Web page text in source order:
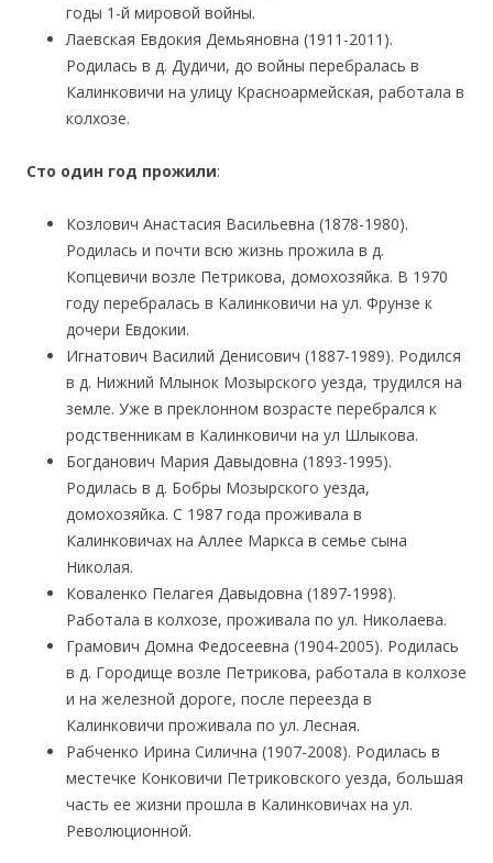
годы 1-й мировой войны.
Лаевская Евдокия Демьяновна (1911-2011).
Родилась в д. Дудичи, до войны перебралась в
Калинковичи на улицу Красноармейская, работала в
колхозе.
Сто один год прожили:
Козлович Анастасия Васильевна (1878-1980).
Родилась и почти всю жизнь прожила в д.
Копцевичи возле Петрикова, домохозяйка. В 1970
году перебралась в Калинковичи на ул. Фрунзе к
дочери Евдокии.
Игнатович Василий Денисович (1887-1989). Родился
в д. Нижний Млынок Мозырского уезда, трудился на
земле. Уже в преклонном возрасте перебрался к
родственникам в Калинковичи на ул Шлыкова.
Богданович Мария Давыдовна (1893-1995).
Родилась в д. Бобры Мозырского уезда,
домохозяйка. С 1987 года проживала в
Калинковичах на Аллее Маркса в семье сына
Николая.
Коваленко Пелагея Давыдовна (1897-1998).
Работала в колхозе, проживала по ул. Николаева.
Грамович Домна Федосеевна (1904-2005). Родилась
в д. Городище возле Петрикова, работала в колхозе
и на железной дороге, после переезда в
Калинковичи проживала по ул. Лесная.
Рабченко Ирина Силична (1907-2008). Родилась в
местечке Конковичи Петриковского уезда, большая
часть ее жизни прошла в Калинковичах на ул.
Революционной.